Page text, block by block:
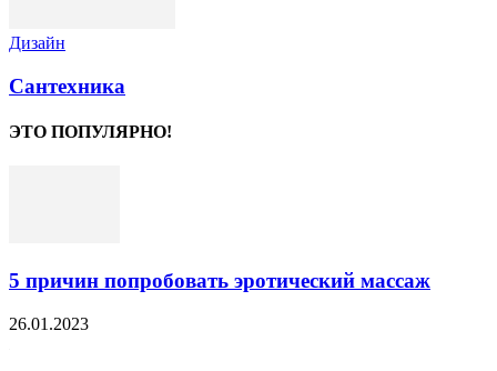
Дизайн
Сантехника
ЭТО ПОПУЛЯРНО!
5 причин попробовать эротический массаж
26.01.2023